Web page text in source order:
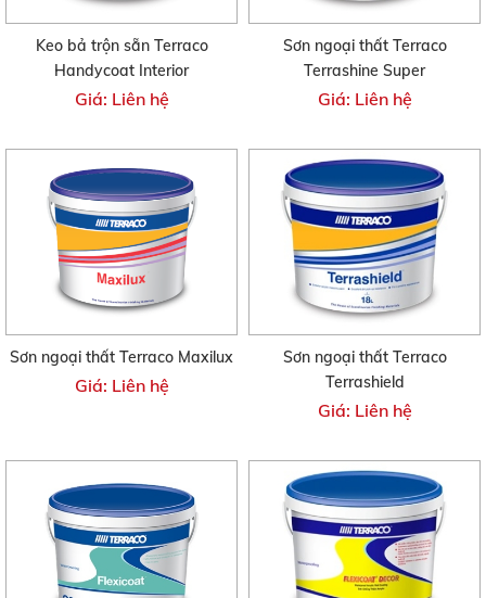
Keo bả trộn sẵn Terraco
Handycoat Interior
Giá: Liên hệ
Sơn ngoại thất Terraco
Terrashine Super
Giá: Liên hệ
Sơn ngoại thất Terraco Maxilux
Giá: Liên hệ
Sơn ngoại thất Terraco
Terrashield
Giá: Liên hệ